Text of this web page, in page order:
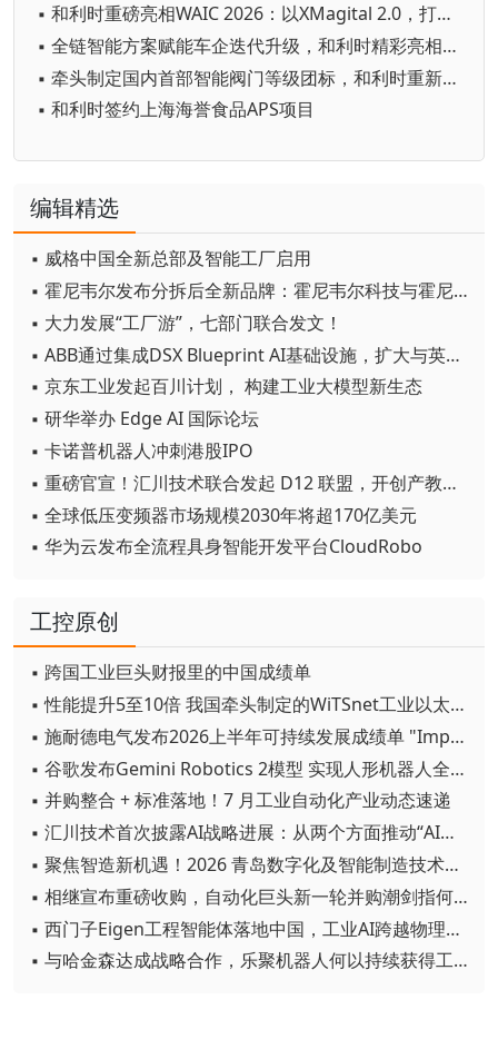
▪ 和利时重磅亮相WAIC 2026：以XMagital 2.0，打造“自由定义、自主运行”的智能工厂
▪ 全链智能方案赋能车企迭代升级，和利时精彩亮相“AMTS 2026”
▪ 牵头制定国内首部智能阀门等级团标，和利时重新定义“智能”新赛道
▪ 和利时签约上海海誉食品APS项目
编辑精选
▪ 威格中国全新总部及智能工厂启用
▪ 霍尼韦尔发布分拆后全新品牌：霍尼韦尔科技与霍尼韦尔航空航天
▪ 大力发展“工厂游”，七部门联合发文！
▪ ABB通过集成DSX Blueprint AI基础设施，扩大与英伟达的合作
▪ 京东工业发起百川计划， 构建工业大模型新生态
▪ 研华举办 Edge AI 国际论坛
▪ 卡诺普机器人冲刺港股IPO
▪ 重磅官宣！汇川技术联合发起 D12 联盟，开创产教融合新范式
▪ 全球低压变频器市场规模2030年将超170亿美元
▪ 华为云发布全流程具身智能开发平台CloudRobo
工控原创
▪ 跨国工业巨头财报里的中国成绩单
▪ 性能提升5至10倍 我国牵头制定的WiTSnet工业以太网国际标准正式发布
▪ 施耐德电气发布2026上半年可持续发展成绩单 "Impact 2030"路线图开局稳健
▪ 谷歌发布Gemini Robotics 2模型 实现人形机器人全身智能控制突破
▪ 并购整合 + 标准落地！7 月工业自动化产业动态速递
▪ 汇川技术首次披露AI战略进展：从两个方面推动“AI业务化”落地
▪ 聚焦智造新机遇！2026 青岛数字化及智能制造技术论坛圆满落幕
▪ 相继宣布重磅收购，自动化巨头新一轮并购潮剑指何方？
▪ 西门子Eigen工程智能体落地中国，工业AI跨越物理世界“确定性”拐点
▪ 与哈金森达成战略合作，乐聚机器人何以持续获得工业巨头青睐？